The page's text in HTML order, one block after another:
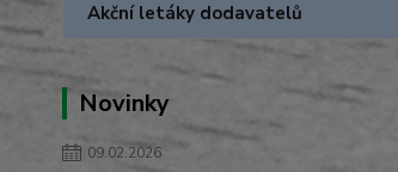
Akční letáky dodavatelů
Novinky
09.02.2026